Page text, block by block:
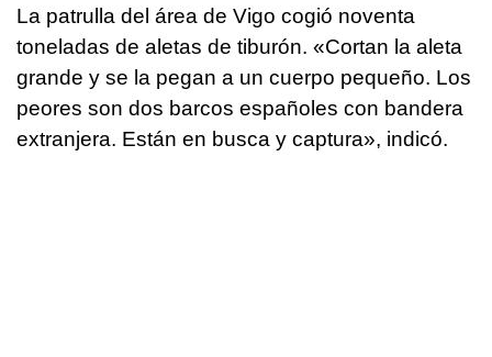
La patrulla del área de Vigo cogió noventa
toneladas de aletas de tiburón. «Cortan la aleta
grande y se la pegan a un cuerpo pequeño. Los
peores son dos barcos españoles con bandera
extranjera. Están en busca y captura», indicó.